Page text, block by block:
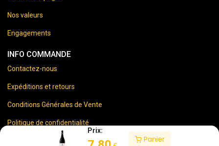
Prix:
Panier
Nos valeurs
Engagements
INFO COMMANDE
Contactez-nous
Expéditions et retours
Conditions Générales de Vente
Politique de confidentialité
Mentions Légales